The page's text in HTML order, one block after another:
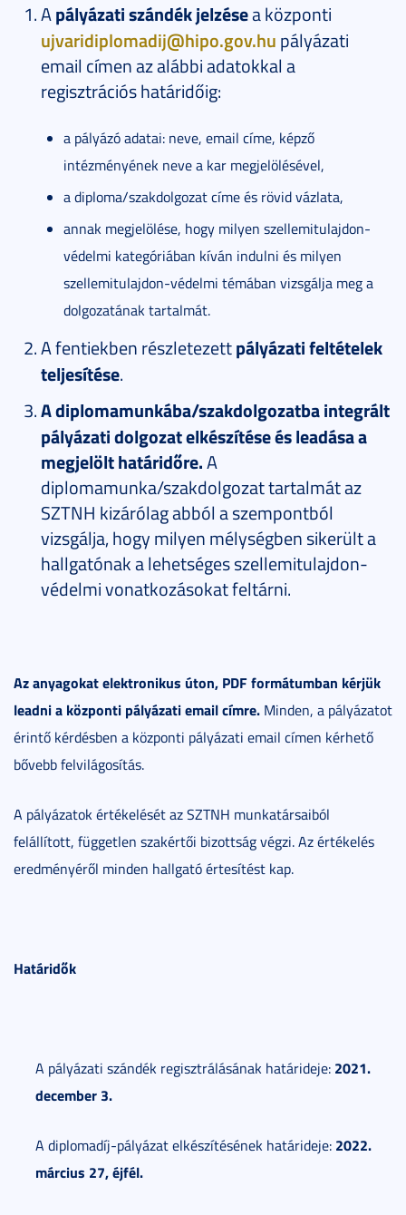
Apályázati szándék jelzésea központi
ujvaridiplomadij@hipo.gov.hu pályázati
email címen az alábbi adatokkal a
regisztrációs határidőig:
a pályázó adatai: neve, email címe, képző
intézményének neve a kar megjelölésével,
a diploma/szakdolgozat címe és rövid vázlata,
annak megjelölése, hogy milyen szellemitulajdon-
védelmi kategóriában kíván indulni és milyen
szellemitulajdon-védelmi témában vizsgálja meg a
dolgozatának tartalmát.
A fentiekben részletezettpályázati feltételek
teljesítése.
A diplomamunkába/szakdolgozatba integrált
pályázati dolgozat elkészítése és leadása a
megjelölt határidőre.A
diplomamunka/szakdolgozat tartalmát az
SZTNH kizárólag abból a szempontból
vizsgálja, hogy milyen mélységben sikerült a
hallgatónak a lehetséges szellemitulajdon-
védelmi vonatkozásokat feltárni.
Az anyagokat elektronikus úton, PDF formátumban kérjük
leadni a központi pályázati email címre. Minden, a pályázatot
érintő kérdésben a központi pályázati email címen kérhető
bővebb felvilágosítás.
A pályázatok értékelését az SZTNH munkatársaiból
felállított, független szakértői bizottság végzi. Az értékelés
eredményéről minden hallgató értesítést kap.
Határidők
A pályázati szándék regisztrálásának határideje: 2021.
december 3.
A diplomadíj-pályázat elkészítésének határideje: 2022.
március 27, éjfél.